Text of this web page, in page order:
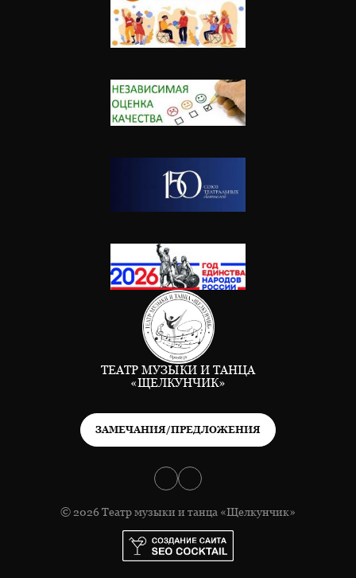
ТЕАТР МУЗЫКИ И ТАНЦА
«ЩЕЛКУНЧИК»
ЗАМЕЧАНИЯ/ПРЕДЛОЖЕНИЯ
© 2026 Театр музыки и танца «Щелкунчик»